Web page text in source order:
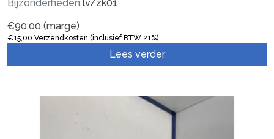
Bijzonderheden lv/zk01
€90,00 (marge)
€15,00 Verzendkosten (inclusief BTW 21%)
Lees verder